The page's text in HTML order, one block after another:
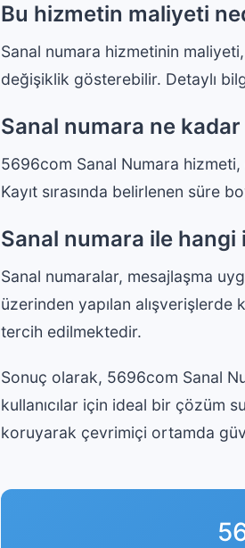
Bu hizmetin maliyeti
Sanal numara hizmetinin
değişiklik gösterebilir. Detaylı
Sanal numara ne
5696com Sanal Numara hizmeti,
Kayıt sırasında belirlenen süre
Sanal numara ile hangi
Sanal numaralar, mesajlaşma
üzerinden yapılan alışverişlerde
tercih edilmektedir.
Sonuç olarak, 5696com Sanal
kullanıcılar için ideal bir çözüm
koruyarak çevrimiçi ortamda